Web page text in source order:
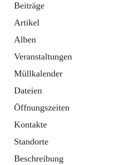
Beiträge
Artikel
Alben
Veranstaltungen
Müllkalender
Dateien
Öffnungszeiten
Kontakte
Standorte
Beschreibung
18 Schnellzugriffe
Gemeindeservice